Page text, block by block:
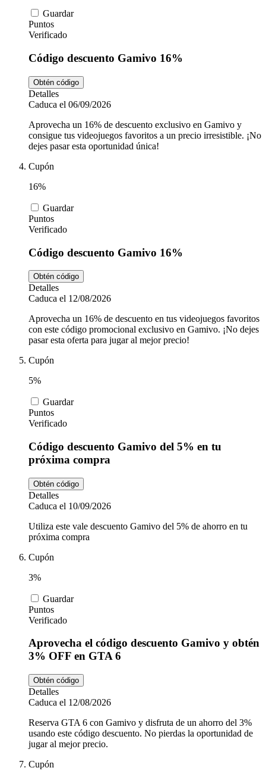
Guardar
Puntos
Verificado
Código descuento Gamivo 16%
Obtén código
Detalles
Caduca el 06/09/2026
Aprovecha un 16% de descuento exclusivo en Gamivo y
consigue tus videojuegos favoritos a un precio irresistible. ¡No
dejes pasar esta oportunidad única!
Cupón
16%
Guardar
Puntos
Verificado
Código descuento Gamivo 16%
Obtén código
Detalles
Caduca el 12/08/2026
Aprovecha un 16% de descuento en tus videojuegos favoritos
con este código promocional exclusivo en Gamivo. ¡No dejes
pasar esta oferta para jugar al mejor precio!
Cupón
5%
Guardar
Puntos
Verificado
Código descuento Gamivo del 5% en tu
próxima compra
Obtén código
Detalles
Caduca el 10/09/2026
Utiliza este vale descuento Gamivo del 5% de ahorro en tu
próxima compra
Cupón
3%
Guardar
Puntos
Verificado
Aprovecha el código descuento Gamivo y obtén
3% OFF en GTA 6
Obtén código
Detalles
Caduca el 12/08/2026
Reserva GTA 6 con Gamivo y disfruta de un ahorro del 3%
usando este código descuento. No pierdas la oportunidad de
jugar al mejor precio.
Cupón